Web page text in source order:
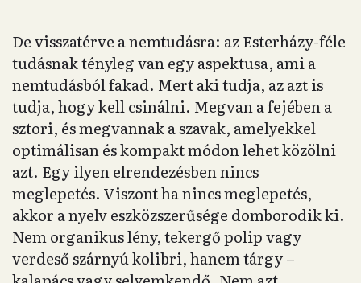
De visszatérve a nemtudásra: az Esterházy-féle
tudásnak tényleg van egy aspektusa, ami a
nemtudásból fakad. Mert aki tudja, az azt is
tudja, hogy kell csinálni. Megvan a fejében a
sztori, és megvannak a szavak, amelyekkel
optimálisan és kompakt módon lehet közölni
azt. Egy ilyen elrendezésben nincs
meglepetés. Viszont ha nincs meglepetés,
akkor a nyelv eszközszerűsége domborodik ki.
Nem organikus lény, tekergő polip vagy
verdeső szárnyú kolibri, hanem tárgy –